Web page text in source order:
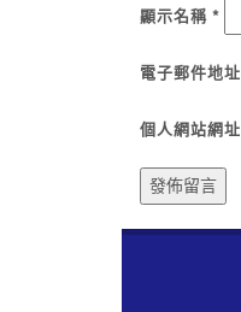
顯示名稱 *
電子郵件地址
個人網站網址